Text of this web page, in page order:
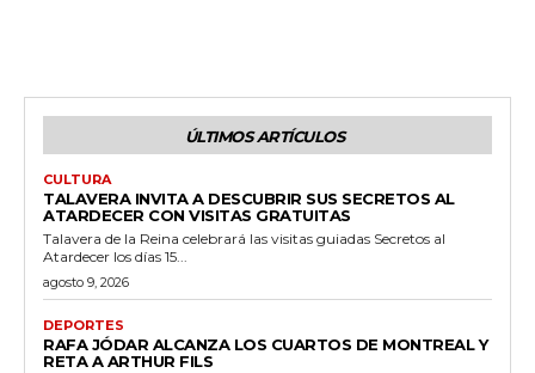
ÚLTIMOS ARTÍCULOS
CULTURA
TALAVERA INVITA A DESCUBRIR SUS SECRETOS AL
ATARDECER CON VISITAS GRATUITAS
Talavera de la Reina celebrará las visitas guiadas Secretos al
Atardecer los días 15...
agosto 9, 2026
DEPORTES
RAFA JÓDAR ALCANZA LOS CUARTOS DE MONTREAL Y
RETA A ARTHUR FILS